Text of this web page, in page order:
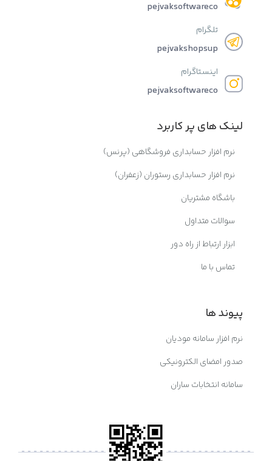
pejvaksoftwareco
تلگرام
pejvakshopsup
اینستاگرام
pejvaksoftwareco
لینک های پر کاربرد
نرم افزار حسابداری فروشگاهی (پرنس)
نرم افزار حسابداری رستوران (زعفران)
باشگاه مشتریان
سوالات متداول
ابزار ارتباط از راه دور
تماس با ما
پیوند ها
نرم افزار سامانه مودیان
صدور امضای الکترونیکی
سامانه انتخابات ساران